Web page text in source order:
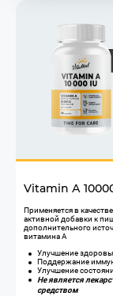
Vitamin А
​Применяется в
активной добавки к
дополнительного
витамина А
Улучшение
Поддержание
Улучшение
Не является
средством